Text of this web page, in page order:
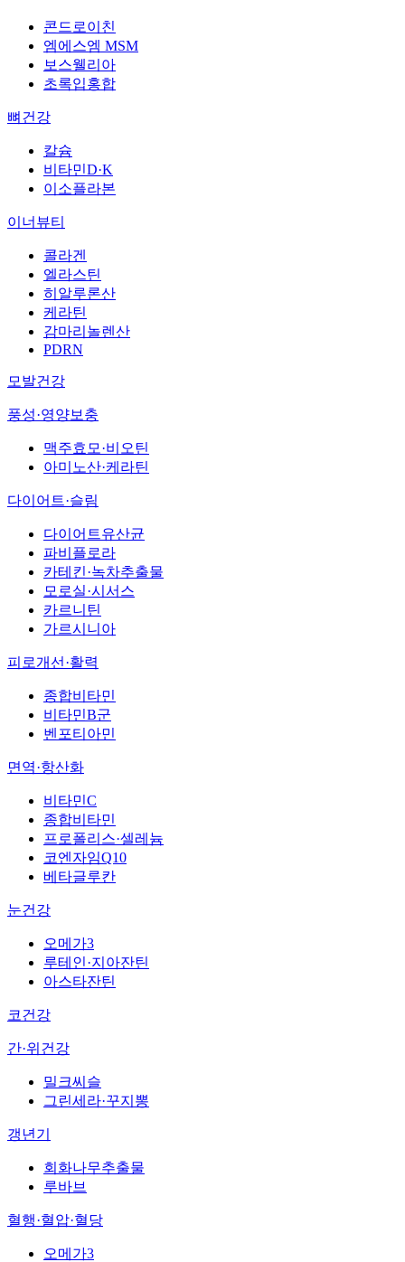
콘드로이친
엠에스엠 MSM
보스웰리아
초록입홍합
뼈건강
칼슘
비타민D·K
이소플라본
이너뷰티
콜라겐
엘라스틴
히알루론산
케라틴
감마리놀렌산
PDRN
모발건강
풍성·영양보충
맥주효모·비오틴
아미노산·케라틴
다이어트·슬림
다이어트유산균
파비플로라
카테킨·녹차추출물
모로실·시서스
카르니틴
가르시니아
피로개선·활력
종합비타민
비타민B군
벤포티아민
면역·항산화
비타민C
종합비타민
프로폴리스·셀레늄
코엔자임Q10
베타글루칸
눈건강
오메가3
루테인·지아잔틴
아스타잔틴
코건강
간·위건강
밀크씨슬
그린세라·꾸지뽕
갱년기
회화나무추출물
루바브
혈행·혈압·혈당
오메가3